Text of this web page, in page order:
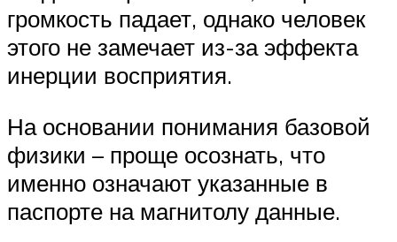
громкость падает, однако человек
этого не замечает из-за эффекта
инерции восприятия.
На основании понимания базовой
физики – проще осознать, что
именно означают указанные в
паспорте на магнитолу данные.